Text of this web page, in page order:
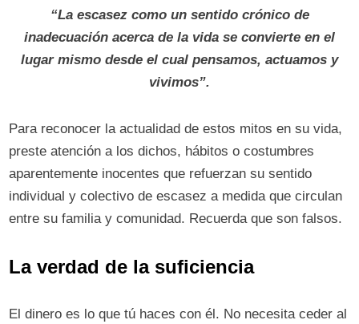
“La escasez como un sentido crónico de
inadecuación acerca de la vida se convierte en el
lugar mismo desde el cual pensamos, actuamos y
vivimos”.
Para reconocer la actualidad de estos mitos en su vida,
preste atención a los dichos, hábitos o costumbres
aparentemente inocentes que refuerzan su sentido
individual y colectivo de escasez a medida que circulan
entre su familia y comunidad. Recuerda que son falsos.
La verdad de la suficiencia
El dinero es lo que tú haces con él. No necesita ceder al